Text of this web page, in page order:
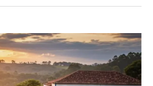
região litorânea, onde
Reinaldo Kneib. Estão
de temperaturas
noites tornam-se
frias.